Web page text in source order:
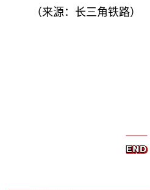
（来源：长三角铁路）